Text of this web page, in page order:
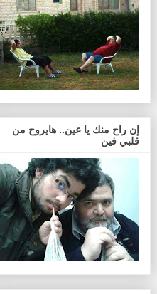
إن راح منك يا عين.. هايروح من
قلبي فين